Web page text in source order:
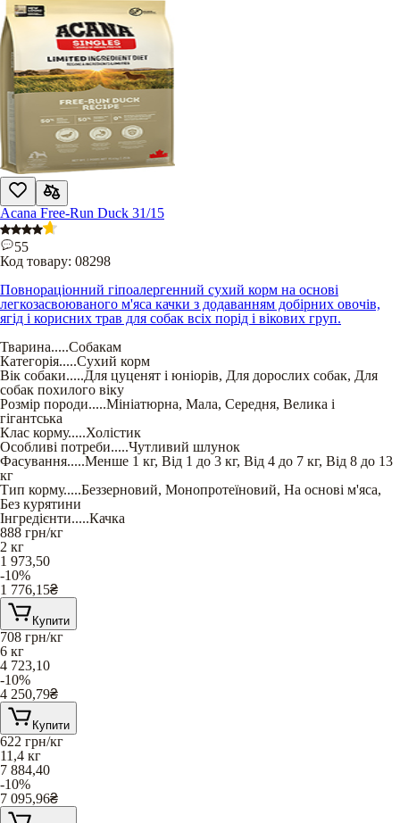
Acana Free-Run Duck 31/15
55
Код товару: 08298
Повнораціонний гіпоалергенний сухий корм на основі
легкозасвоюваного м'яса качки з додаванням добірних овочів,
ягід і корисних трав для собак всіх порід і вікових груп.
Тварина.....Собакам
Категорія.....Сухий корм
Вік собаки.....Для цуценят і юніорів, Для дорослих собак, Для
собак похилого віку
Розмір породи.....Мініатюрна, Мала, Середня, Велика і
гігантська
Клас корму.....Холістик
Особливі потреби.....Чутливий шлунок
Фасування.....Менше 1 кг, Від 1 до 3 кг, Від 4 до 7 кг, Від 8 до 13
кг
Тип корму.....Беззерновий, Монопротеїновий, На основі м'яса,
Без курятини
Інгредієнти.....Качка
888 грн/кг
2 кг
1 973,50
-10%
1 776,15₴
Купити
708 грн/кг
6 кг
4 723,10
-10%
4 250,79₴
Купити
622 грн/кг
11,4 кг
7 884,40
-10%
7 095,96₴